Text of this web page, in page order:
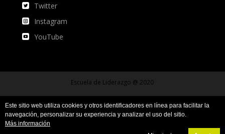
Este sitio web utiliza cookies y otros identificadores en línea para facilitar la
navegación, personalizar su experiencia y analizar el uso del sitio.
Más información
Twitter
Instagram
YouTube
Escuela de Liderazgo @ 2020
Condiciones de uso
Condiciones de compra
Política de privacidad y protección de datos